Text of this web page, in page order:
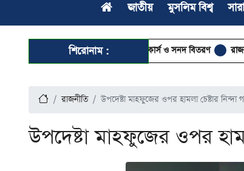
জাতীয় মুসলিম বিশ্ব
শিরোনাম :
৭ দিনব্যাপী ‘তাহকীকুন নুসূস’ কোর্স ও সনদ বিতরণ রাজনীতির
রাজনীতি উপদেষ্টা মাহফুজের ওপর হামলা চেষ্টার
উপদেষ্টা মাহফুজের ওপর